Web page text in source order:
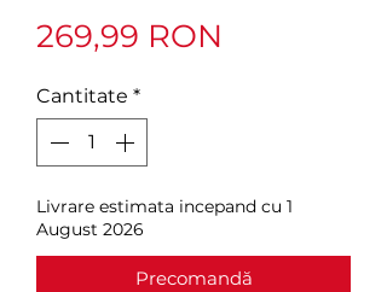
269,99 RON
Cantitate *
Livrare estimata incepand cu 1
August 2026
Precomandă